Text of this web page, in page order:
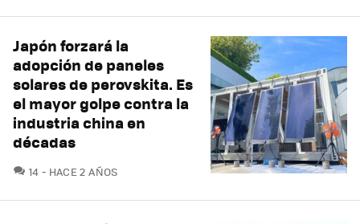
Japón forzará la
adopción de paneles
solares de perovskita. Es
el mayor golpe contra la
industria china en
décadas
14 COMENTARIOS
HACE 2 AÑOS